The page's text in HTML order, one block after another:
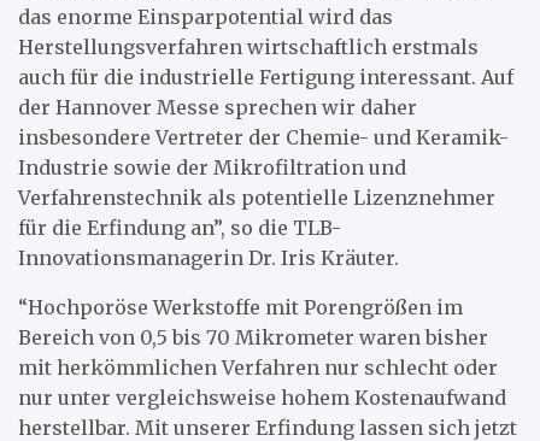
das enorme Einsparpotential wird das
Herstellungsverfahren wirtschaftlich erstmals
auch für die industrielle Fertigung interessant. Auf
der Hannover Messe sprechen wir daher
insbesondere Vertreter der Chemie- und Keramik-
Industrie sowie der Mikrofiltration und
Verfahrenstechnik als potentielle Lizenznehmer
für die Erfindung an”, so die TLB-
Innovationsmanagerin Dr. Iris Kräuter.
“Hochporöse Werkstoffe mit Porengrößen im
Bereich von 0,5 bis 70 Mikrometer waren bisher
mit herkömmlichen Verfahren nur schlecht oder
nur unter vergleichsweise hohem Kostenaufwand
herstellbar. Mit unserer Erfindung lassen sich jetzt